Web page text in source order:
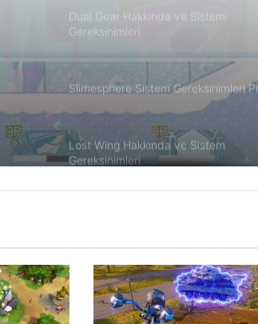
Gereksinimleri
Slimesphere Sistem Gereksinimleri PC
Lost Wing Hakkında ve Sistem
Gereksinimleri
Antarctica 88 Hakkında ve Sistem
Gereksinimleri